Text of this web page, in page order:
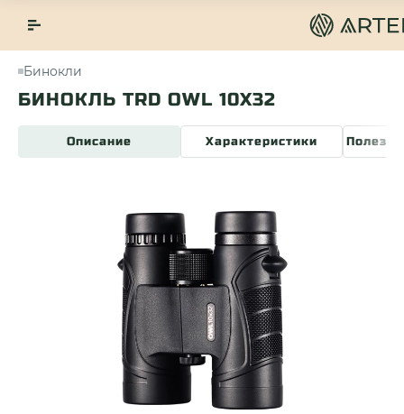
Бинокли
БИНОКЛЬ TRD OWL 10X32
Описание Характеристики